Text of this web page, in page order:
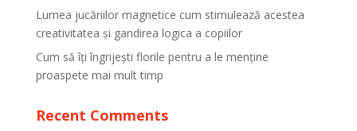
Lumea jucăriilor magnetice cum stimulează acestea
creativitatea și gandirea logica a copiilor
Cum să îți îngrijești florile pentru a le menține
proaspete mai mult timp
Recent Comments